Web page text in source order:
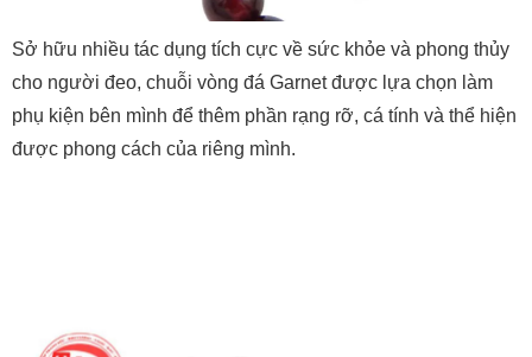
Sở hữu nhiều tác dụng tích cực về sức khỏe và phong thủy
cho người đeo, chuỗi vòng đá Garnet được lựa chọn làm
phụ kiện bên mình để thêm phần rạng rỡ, cá tính và thể hiện
được phong cách của riêng mình.